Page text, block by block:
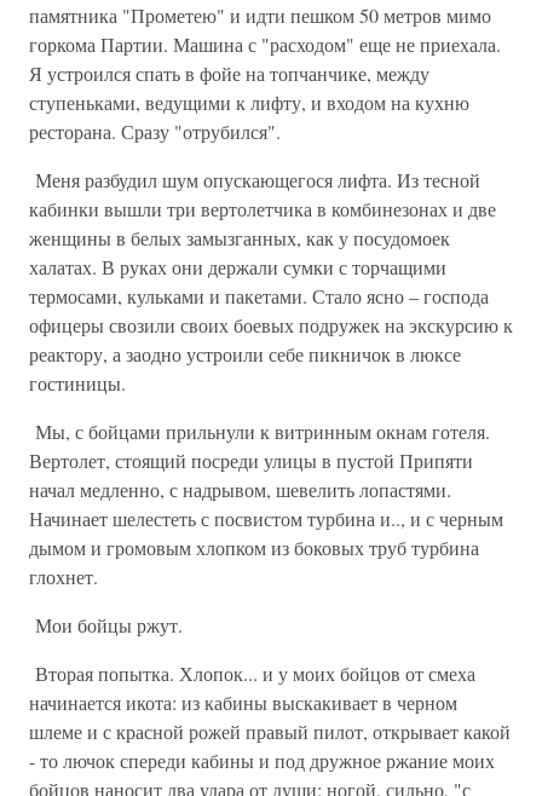
памятника "Прометею" и идти пешком 50 метров мимо
горкома Партии. Машина с "расходом" еще не приехала.
Я устроился спать в фойе на топчанчике, между
ступеньками, ведущими к лифту, и входом на кухню
ресторана. Сразу "отрубился".
Меня разбудил шум опускающегося лифта. Из тесной
кабинки вышли три вертолетчика в комбинезонах и две
женщины в белых замызганных, как у посудомоек
халатах. В руках они держали сумки с торчащими
термосами, кульками и пакетами. Стало ясно – господа
офицеры свозили своих боевых подружек на экскурсию к
реактору, а заодно устроили себе пикничок в люксе
гостиницы.
Мы, с бойцами прильнули к витринным окнам готеля.
Вертолет, стоящий посреди улицы в пустой Припяти
начал медленно, с надрывом, шевелить лопастями.
Начинает шелестеть с посвистом турбина и.., и с черным
дымом и громовым хлопком из боковых труб турбина
глохнет.
Мои бойцы ржут.
Вторая попытка. Хлопок... и у моих бойцов от смеха
начинается икота: из кабины выскакивает в черном
шлеме и с красной рожей правый пилот, открывает какой
- то лючок спереди кабины и под дружное ржание моих
бойцов наносит два удара от души: ногой, сильно, "с